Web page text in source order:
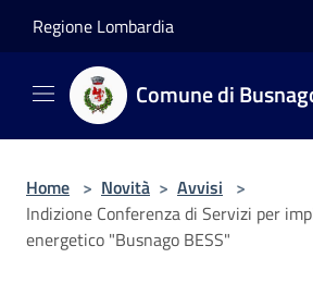
Regione Lombardia
Comune di
Home > Novità > Avvisi >
Indizione Conferenza di Servizi per
energetico "Busnago BESS"